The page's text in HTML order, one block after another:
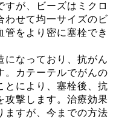
すが、ビーズはミクロ
わせて均一サイズのビ
管をより密に塞栓でき
になっており、抗がん
。カテーテルでがんの
とにより、塞栓後、抗
攻撃します。治療効果
ますが、今までの方法